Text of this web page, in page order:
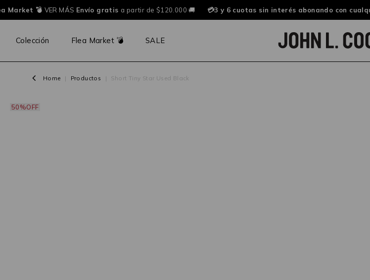
Market 💣VER MÁSEnvío gratisa partir de $120.000 🚚 💳3 y 6 cuotas sin interés abonando con
Colección Flea Market 💣 SALE
Home | Productos | Short Tiny Star Used Black
50%OFF